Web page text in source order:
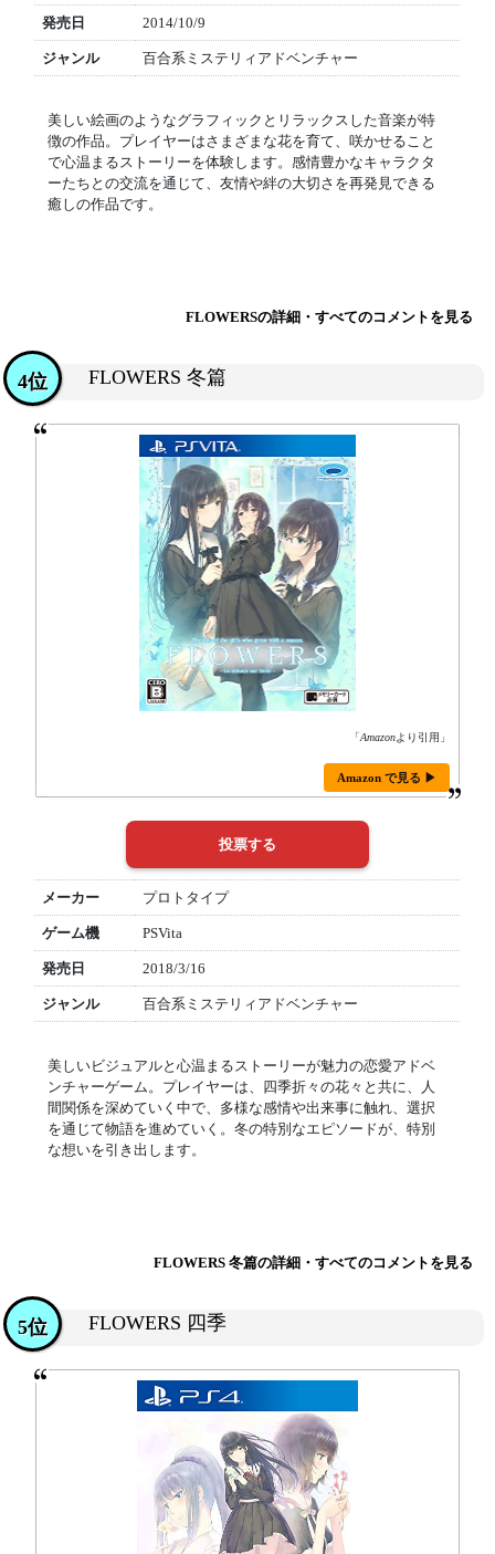
発売日 2014/10/9
ジャンル 百合系ミステリィアドベンチャー
美しい絵画のようなグラフィックとリラックスした音楽が特
徴の作品。プレイヤーはさまざまな花を育て、咲かせること
で心温まるストーリーを体験します。感情豊かなキャラクタ
ーたちとの交流を通じて、友情や絆の大切さを再発見できる
癒しの作品です。
FLOWERSの詳細・すべてのコメントを見る
FLOWERS 冬篇
4位
「Amazonより引用」
Amazon で見る ▶
メーカー プロトタイプ
ゲーム機 PSVita
発売日 2018/3/16
ジャンル 百合系ミステリィアドベンチャー
美しいビジュアルと心温まるストーリーが魅力の恋愛アドベ
ンチャーゲーム。プレイヤーは、四季折々の花々と共に、人
間関係を深めていく中で、多様な感情や出来事に触れ、選択
を通じて物語を進めていく。冬の特別なエピソードが、特別
な想いを引き出します。
FLOWERS 冬篇の詳細・すべてのコメントを見る
FLOWERS 四季
5位